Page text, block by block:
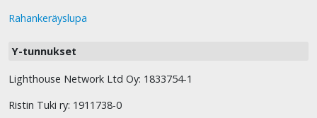
Rahankeräyslupa
Y-tunnukset
Lighthouse Network Ltd Oy: 1833754-1
Ristin Tuki ry: 1911738-0